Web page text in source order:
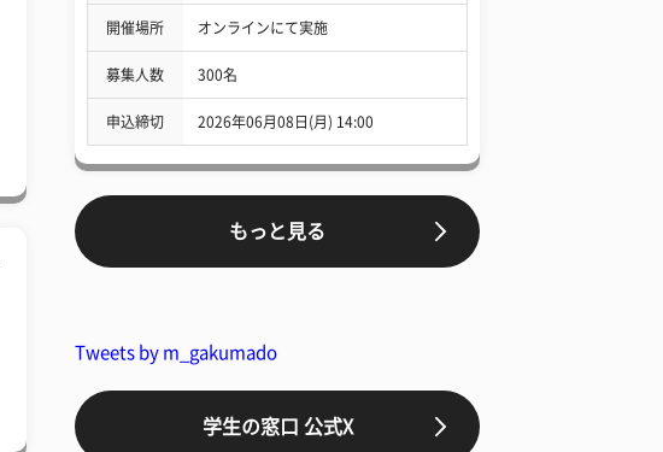
開催場所 オンラインにて実施
募集人数 300名
申込締切 2026年06月08日(月) 14:00
もっと見る
Tweets by m_gakumado
学生の窓口 公式X